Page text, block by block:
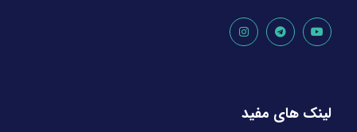
لینک های مفید